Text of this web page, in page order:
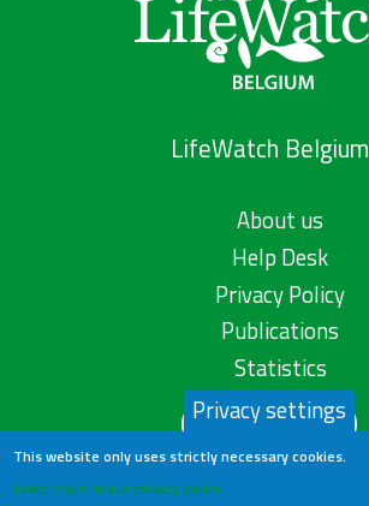
LifeWatch Belgium
About us
Help Desk
Privacy Policy
Publications
Statistics
Contact us
Privacy settings
This website only uses strictly necessary cookies.
Learn more in our privacy policy